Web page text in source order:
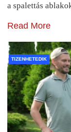
a spalettás
Read More
TIZENHETEDIK